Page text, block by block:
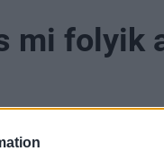
mi folyik